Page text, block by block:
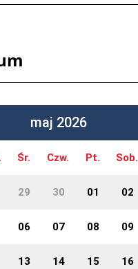
maj 2026
Śr. Czw. Pt. Sob.
29 30 01 02
06 07 08 09
13 14 15 16